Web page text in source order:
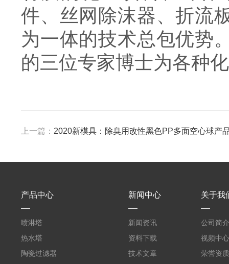
件、丝网除沫器、折流
为一体的技术总包优势
的三位专家博士为各种
上一篇： 2020新模具：除臭用改性黑色PP多面空心球产
产品中心
喷淋塔
热水塔
陶瓷过滤器
新闻中心
新闻资讯
资料下载
技术文章
关于我
公司简介
视频中心
荣誉资质